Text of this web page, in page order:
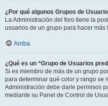
¿Por qué algunos Grupos de
La Administración del foro tiene la
usuarios de un grupo para hacer más
Arriba
¿Qué es un “Grupo de Usuarios
Si es miembro de más de un grupo
para determinar qué color y rango se
Administración debe darle permisos
mediante su Panel de Control de